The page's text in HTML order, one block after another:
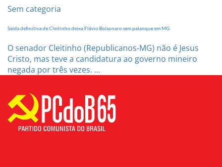
Sem categoria
Saída definitiva de Cleitinho deixa Flávio Bolsonaro sem palanque em MG
O senador Cleitinho (Republicanos-MG) não é Jesus
Cristo, mas teve a candidatura ao governo mineiro
negada por três vezes. ...